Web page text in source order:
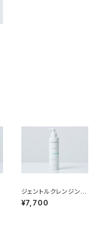
ジェントルクレンジング
ミルク
¥7,700